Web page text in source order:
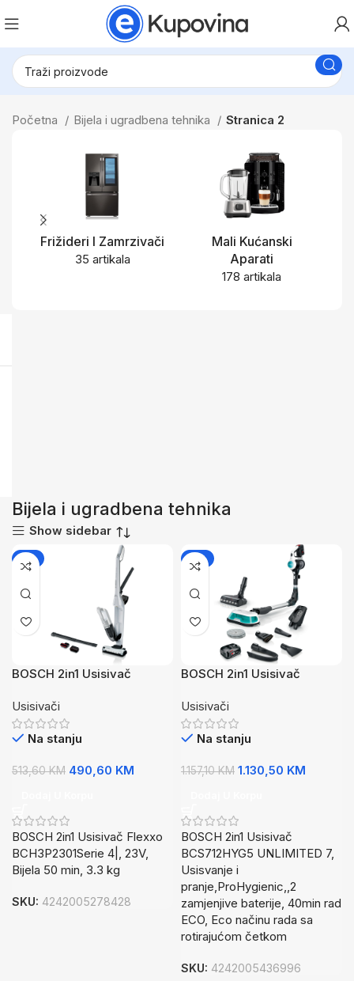
Početna Bijela i ugradbena tehnika Stranica 2
Frižideri I Zamrzivači
35 artikala
Mali Kućanski
Aparati
178 artikala
Bijela i ugradbena tehnika
Show sidebar
-4%
BOSCH 2in1 Usisivač
50 min, 3.3 kg
Usisivači
Na stanju
513,60KM 490,60 KM
BOSCH 2in1 Usisivač Flexxo
BCH3P2301Serie 4|, 23V,
Bijela 50 min, 3.3 kg
SKU: 4242005278428
-2%
BOSCH 2in1 Usisivač
pranje,ProHygienic,2
zamjenjive baterije, 40min
rad ECO
Usisivači
Na stanju
1.157,10KM 1.130,50 KM
BOSCH 2in1 Usisivač
BCS712HYG5 UNLIMITED 7,
Usisvanje i
pranje,ProHygienic,,2
zamjenjive baterije, 40min rad
ECO, Eco načinu rada sa
rotirajućom četkom
SKU: 4242005436996